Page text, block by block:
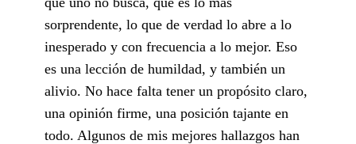
sorprendente, lo que de verdad lo abre a lo
inesperado y con frecuencia a lo mejor. Eso
es una lección de humildad, y también un
alivio. No hace falta tener un propósito claro,
una opinión firme, una posición tajante en
todo. Algunos de mis mejores hallazgos han